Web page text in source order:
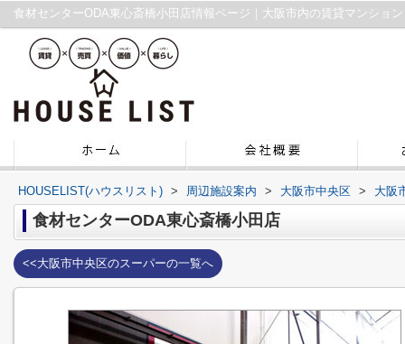
食材センターODA東心斎橋小田店情報ページ｜大阪市内の賃貸マンショ
HOUSELIST(ハウスリスト) > 周辺施設案内 > 大阪市中央区 > 大阪
食材センターODA東心斎橋小田店
<<大阪市中央区のスーパーの一覧へ